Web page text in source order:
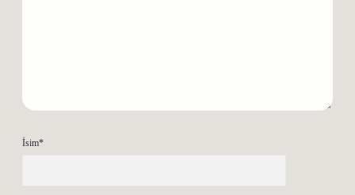
İsim*